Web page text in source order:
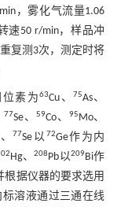
，雾化气流量1.06
速50 r/min，样品冲
复测3次，测定时将
位素为63Cu、 75As、
77Se、59Co、 95Mo、
77Se以72Ge作为内
Hg、208Pb以209Bi作
根据仪器的要求选用
溶液通过三通在线